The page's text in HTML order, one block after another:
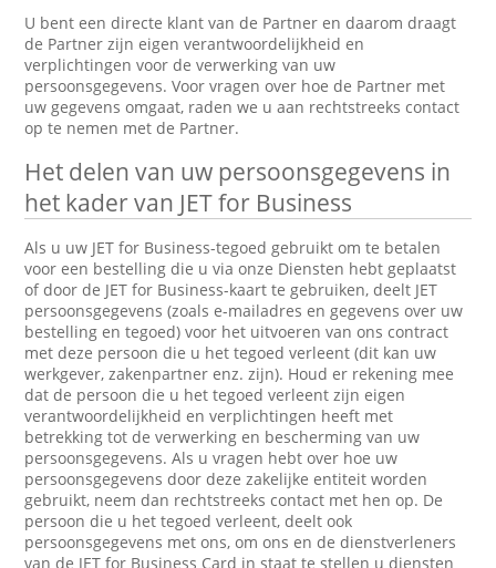
U bent een directe klant van de Partner en daarom draagt
de Partner zijn eigen verantwoordelijkheid en
verplichtingen voor de verwerking van uw
persoonsgegevens. Voor vragen over hoe de Partner met
uw gegevens omgaat, raden we u aan rechtstreeks contact
op te nemen met de Partner.
Het delen van uw persoonsgegevens in
het kader van JET for Business
Als u uw JET for Business-tegoed gebruikt om te betalen
voor een bestelling die u via onze Diensten hebt geplaatst
of door de JET for Business-kaart te gebruiken, deelt JET
persoonsgegevens (zoals e-mailadres en gegevens over uw
bestelling en tegoed) voor het uitvoeren van ons contract
met deze persoon die u het tegoed verleent (dit kan uw
werkgever, zakenpartner enz. zijn). Houd er rekening mee
dat de persoon die u het tegoed verleent zijn eigen
verantwoordelijkheid en verplichtingen heeft met
betrekking tot de verwerking en bescherming van uw
persoonsgegevens. Als u vragen hebt over hoe uw
persoonsgegevens door deze zakelijke entiteit worden
gebruikt, neem dan rechtstreeks contact met hen op. De
persoon die u het tegoed verleent, deelt ook
persoonsgegevens met ons, om ons en de dienstverleners
van de JET for Business Card in staat te stellen u diensten